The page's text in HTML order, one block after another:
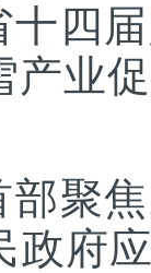
十四
产业
聚
政府